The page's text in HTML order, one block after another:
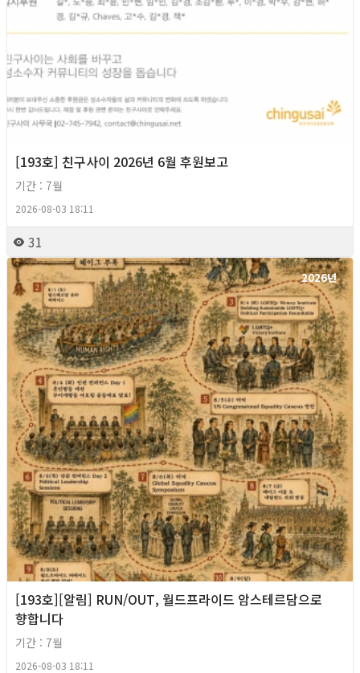
[193호] 친구사이 2026년 6월 후원보고
기간 : 7월
2026-08-03 18:11
31
2026년
[193호][알림] RUN/OUT, 월드프라이드 암스테르담으로
향합니다
기간 : 7월
2026-08-03 18:11